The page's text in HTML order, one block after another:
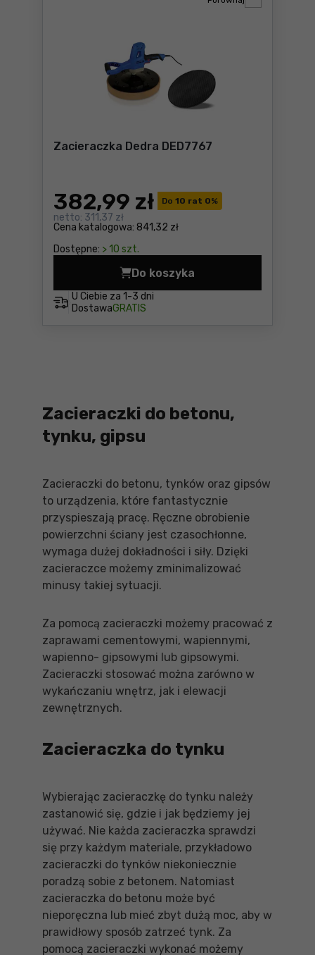
Zacieraczka Dedra DED7767
Do 10 rat 0%
Cena katalogowa: 841,32 zł
382,99 zł
netto: 311,37 zł
Dostępne: > 10 szt.
U Ciebie za 1-3 dni
DostawaGRATIS
Do koszyka
Zacieraczka Dedra
Zacieraczki do betonu,
tynku, gipsu
Zacieraczki do betonu, tynków oraz gipsów
to urządzenia, które fantastycznie
przyspieszają pracę. Ręczne obrobienie
powierzchni ściany jest czasochłonne,
wymaga dużej dokładności i siły. Dzięki
zacieraczce możemy zminimalizować
minusy takiej sytuacji.
Za pomocą zacieraczki możemy pracować z
zaprawami cementowymi, wapiennymi,
wapienno- gipsowymi lub gipsowymi.
Zacieraczki stosować można zarówno w
wykańczaniu wnętrz, jak i elewacji
zewnętrznych.
Zacieraczka do tynku
Wybierając zacieraczkę do tynku należy
zastanowić się, gdzie i jak będziemy jej
używać. Nie każda zacieraczka sprawdzi
się przy każdym materiale, przykładowo
zacieraczki do tynków niekoniecznie
poradzą sobie z betonem. Natomiast
zacieraczka do betonu może być
nieporęczna lub mieć zbyt dużą moc, aby w
prawidłowy sposób zatrzeć tynk. Za
pomocą zacieraczki wykonać możemy